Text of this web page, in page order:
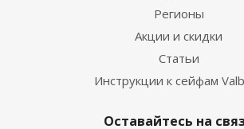
Регионы
Акции и скидки
Статьи
Инструкции к сейфам
Оставайтесь на